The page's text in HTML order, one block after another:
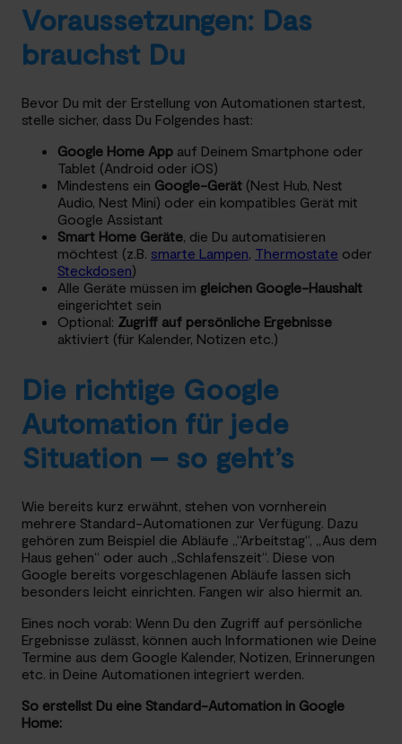
Voraussetzungen: Das
brauchst Du
Bevor Du mit der Erstellung von Automationen startest,
stelle sicher, dass Du Folgendes hast:
Google Home App auf Deinem Smartphone oder
Tablet (Android oder iOS)
Mindestens ein Google-Gerät (Nest Hub, Nest
Audio, Nest Mini) oder ein kompatibles Gerät mit
Google Assistant
Smart Home Geräte, die Du automatisieren
möchtest (z.B. smarte Lampen, Thermostate oder
Steckdosen)
Alle Geräte müssen im gleichen Google-Haushalt
eingerichtet sein
Optional: Zugriff auf persönliche Ergebnisse
aktiviert (für Kalender, Notizen etc.)
Die richtige Google
Automation für jede
Situation – so geht’s
Wie bereits kurz erwähnt, stehen von vornherein
mehrere Standard-Automationen zur Verfügung. Dazu
gehören zum Beispiel die Abläufe „“Arbeitstag“, „Aus dem
Haus gehen“ oder auch „Schlafenszeit“. Diese von
Google bereits vorgeschlagenen Abläufe lassen sich
besonders leicht einrichten. Fangen wir also hiermit an.
Eines noch vorab: Wenn Du den Zugriff auf persönliche
Ergebnisse zulässt, können auch Informationen wie Deine
Termine aus dem Google Kalender, Notizen, Erinnerungen
etc. in Deine Automationen integriert werden.
So erstellst Du eine Standard-Automation in Google
Home: